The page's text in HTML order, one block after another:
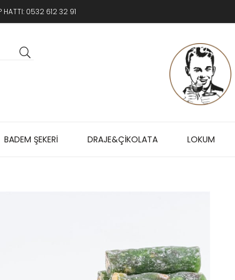
HATTI: 0532 612 32 91
BADEM ŞEKERİ DRAJE&ÇİKOLATA LOKUM